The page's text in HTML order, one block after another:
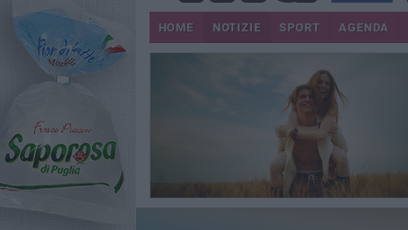
HOME NOTIZIE SPORT AGENDA